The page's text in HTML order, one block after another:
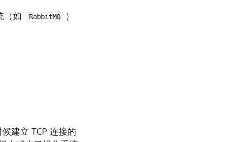
（如 RabbitMQ
）
建立 TCP 连接的